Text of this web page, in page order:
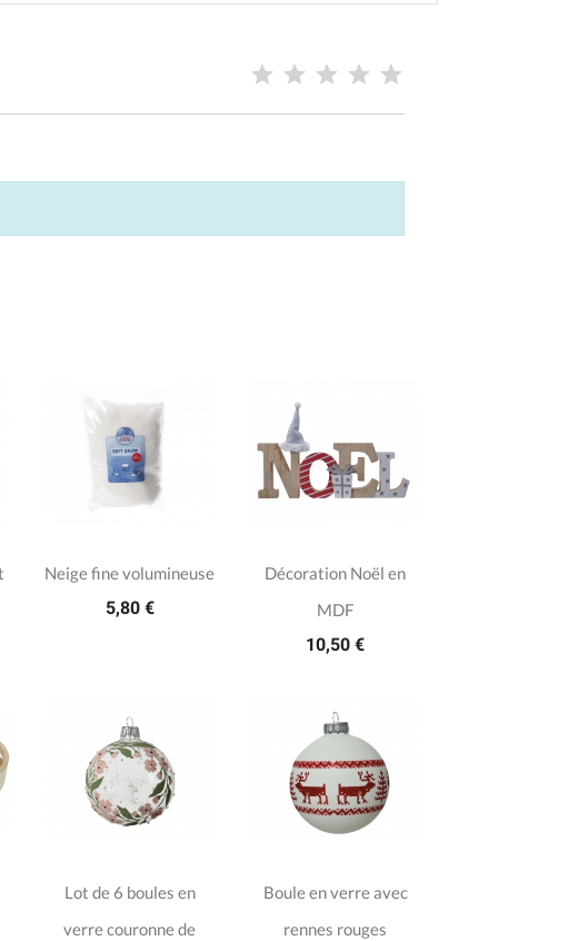
Neige fine volumineuse
5,80 €
Décoration Noël en
MDF
10,50 €
Lot de 6 boules en
verre couronne de
Boule en verre avec
rennes rouges